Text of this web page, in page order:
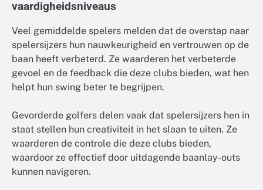
vaardigheidsniveaus
Veel gemiddelde spelers melden dat de overstap naar
spelersijzers hun nauwkeurigheid en vertrouwen op de
baan heeft verbeterd. Ze waarderen het verbeterde
gevoel en de feedback die deze clubs bieden, wat hen
helpt hun swing beter te begrijpen.
Gevorderde golfers delen vaak dat spelersijzers hen in
staat stellen hun creativiteit in het slaan te uiten. Ze
waarderen de controle die deze clubs bieden,
waardoor ze effectief door uitdagende baanlay-outs
kunnen navigeren.